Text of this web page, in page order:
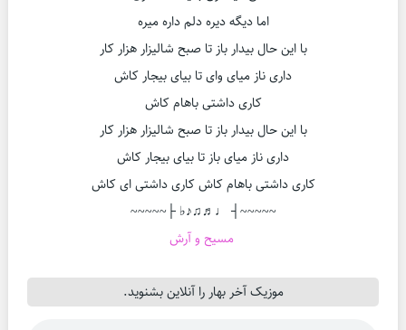
اما دیگه دیره دلم داره میره
با این حال بیدار باز تا صبح شالیزار هزار کار
داری ناز میای وای تا بیای بیجار کاش
کاری داشتی باهام کاش
با این حال بیدار باز تا صبح شالیزار هزار کار
داری ناز میای باز تا بیای بیجار کاش
کاری داشتی باهام کاش کاری داشتی ای کاش
~~~~~┤ ♩♬♫♪♭ ├~~~~~
مسیح و آرش
موزیک آخر بهار را آنلاین بشنوید.